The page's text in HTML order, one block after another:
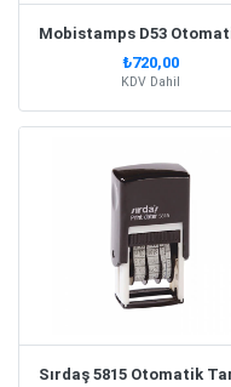
₺720,00
KDV Dahil